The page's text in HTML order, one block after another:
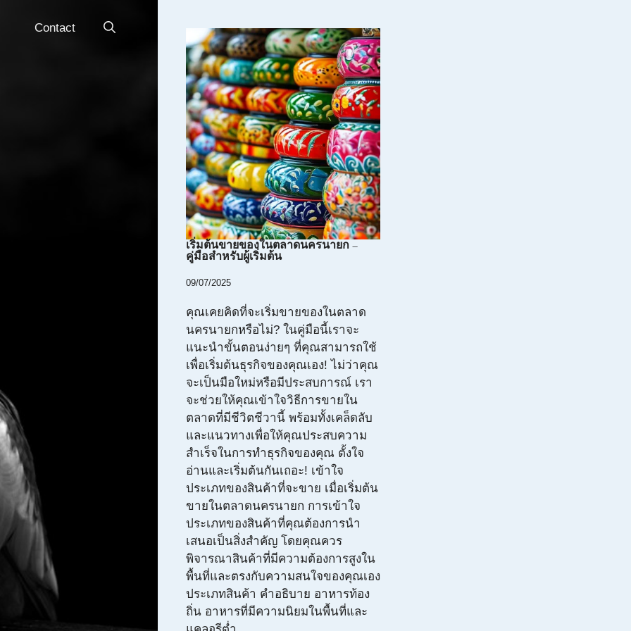
Contact
เริ่มต้นขายของในตลาดนครนายก –
คู่มือสำหรับผู้เริ่มต้น
09/07/2025
คุณเคยคิดที่จะเริ่มขายของในตลาด
นครนายกหรือไม่? ในคู่มือนี้เราจะ
แนะนำขั้นตอนง่ายๆ ที่คุณสามารถใช้
เพื่อเริ่มต้นธุรกิจของคุณเอง! ไม่ว่าคุณ
จะเป็นมือใหม่หรือมีประสบการณ์ เรา
จะช่วยให้คุณเข้าใจวิธีการขายใน
ตลาดที่มีชีวิตชีวานี้ พร้อมทั้งเคล็ดลับ
และแนวทางเพื่อให้คุณประสบความ
สำเร็จในการทำธุรกิจของคุณ ตั้งใจ
อ่านและเริ่มต้นกันเถอะ! เข้าใจ
ประเภทของสินค้าที่จะขาย เมื่อเริ่มต้น
ขายในตลาดนครนายก การเข้าใจ
ประเภทของสินค้าที่คุณต้องการนำ
เสนอเป็นสิ่งสำคัญ โดยคุณควร
พิจารณาสินค้าที่มีความต้องการสูงใน
พื้นที่และตรงกับความสนใจของคุณเอง
ประเภทสินค้า คำอธิบาย อาหารท้อง
ถิ่น อาหารที่มีความนิยมในพื้นที่และ